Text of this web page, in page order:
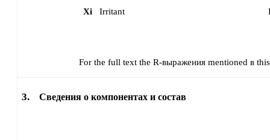
Xi Irritant
For the full text the R-выражения mentioned в
3. Сведения о компонентах и состав